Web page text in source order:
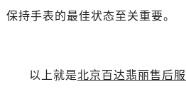
保持手表的最佳状态至关重要。
以上就是北京百达翡丽售后